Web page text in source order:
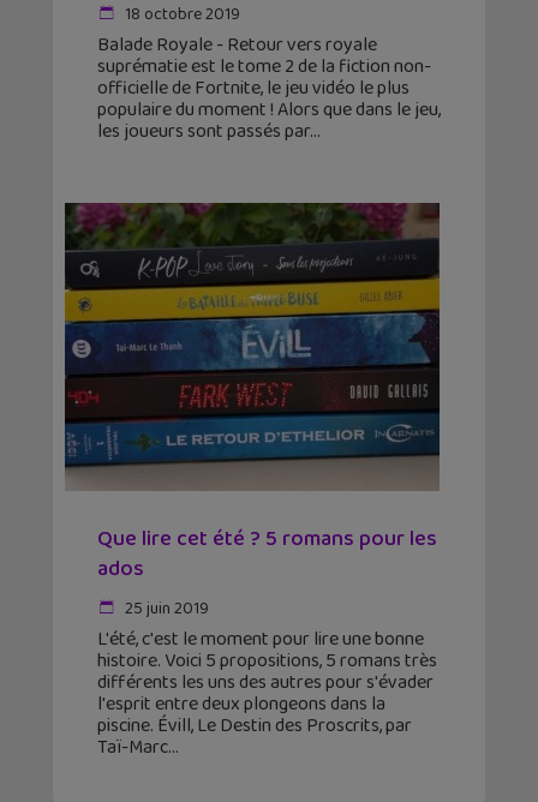
18 octobre 2019
Balade Royale - Retour vers royale
suprématie est le tome 2 de la fiction non-
officielle de Fortnite, le jeu vidéo le plus
populaire du moment ! Alors que dans le jeu,
les joueurs sont passés par
Que lire cet été ? 5 romans pour les
ados
25 juin 2019
L'été, c'est le moment pour lire une bonne
histoire. Voici 5 propositions, 5 romans très
différents les uns des autres pour s'évader
l'esprit entre deux plongeons dans la
piscine. Évill, Le Destin des Proscrits, par
Taï-Marc